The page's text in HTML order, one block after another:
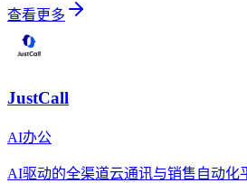
查看更多
JustCall
AI办公
AI驱动的全渠道云通讯与销售自动化